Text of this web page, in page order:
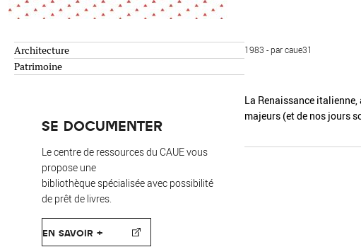
Urbanisme
AUTRES CRITÈRES
Architecture
Patrimoine
SE DOCUMENTER
Le centre de ressources du CAUE vous
propose une
bibliothèque spécialisée avec possibilité
de prêt de livres.
EN SAVOIR +
1983 - par caue31
La Renaissance
majeurs (et de nos jours